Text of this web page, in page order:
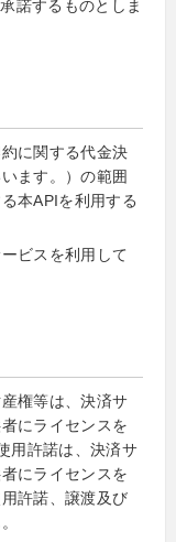
諾するものとしま
に関する代金決
ます。）の範囲
本APIを利用する
ビスを利用して
権等は、決済サ
にライセンスを
用許諾は、決済サ
にライセンスを
許諾、譲渡及び